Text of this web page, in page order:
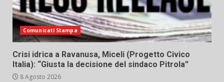
Comunicati Stampa
Crisi idrica a Ravanusa, Miceli (Progetto Civico
Italia): “Giusta la decisione del sindaco Pitrola”
8 Agosto 2026